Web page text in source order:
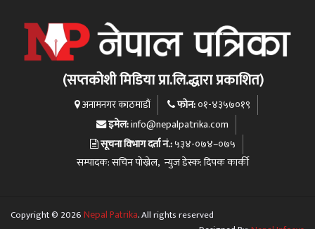
(सप्तकोशी मिडिया प्रा.लि.द्धारा प्रकाशित)
अनामनगर काठमाडौं फोन:०१-४३५७०१९
इमेल:info@nepalpatrika.com
सूचना विभाग दर्ता नं.:५३४-०७४–०७५
सम्पादक: सचिन पोख्रेल, न्युज डेस्क: दिपक कार्की
Copyright © 2026Nepal Patrika. All rights reserved